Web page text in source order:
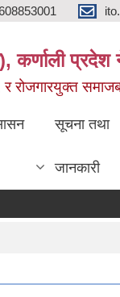
कर्णाली प्रदेश
रोजगारयुक्त
सूचना तथा
जानकारी